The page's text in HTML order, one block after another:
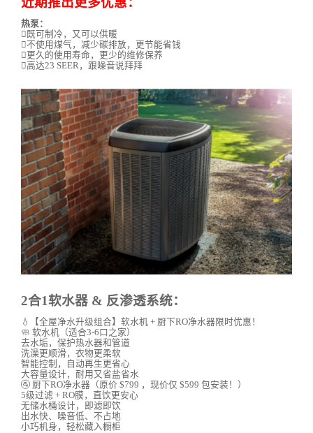
热泵：
既可制冷，又可以供暖
不使用煤气，减少碳排放，更节能省钱
更久的使用寿命，更少的维修保养
高达23 SEER，跟噪音说拜拜
2合1软水器 & 反渗透系统：
💧【全屋净水升级组合】软水机 + 厨下RO净水器限时优惠！
🧼 软水机（适合3-6口之家）
去水垢，保护热水器和管道
洗澡更顺滑，衣物更柔软
智能控制，自动再生更省心
大容量设计，耐用又省盐省水
🚰 厨下RO净水器（原价 $799 ，现价仅 $599 包安装！）
5级过滤 + RO膜，直饮更安心
无储水桶设计，即滤即饮
出水快、噪音低、不占地
小巧机身，轻松藏入橱柜